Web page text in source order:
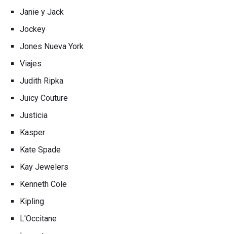
Janie y Jack
Jockey
Jones Nueva York
Viajes
Judith Ripka
Juicy Couture
Justicia
Kasper
Kate Spade
Kay Jewelers
Kenneth Cole
Kipling
L'Occitane